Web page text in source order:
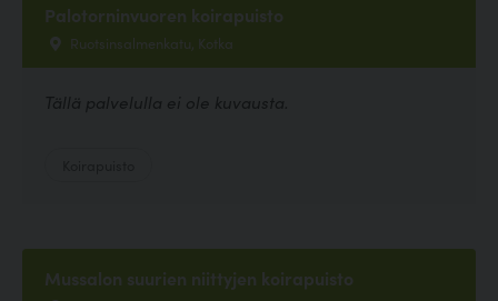
Palotorninvuoren koirapuisto
Ruotsinsalmenkatu, Kotka
Tällä palvelulla ei ole kuvausta.
Mussalon suurien niittyjen koirapuisto